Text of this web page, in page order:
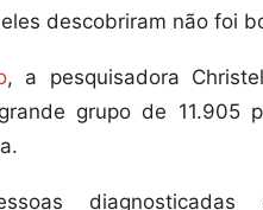
descobriram não foi
, a pesquisadora
grupo de 11.905